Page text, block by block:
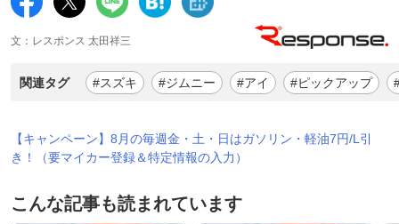
文：レスポンス 太田祥三
関連タグ #スズキ #ジムニー #アイ #ピックアップ
【キャンペーン】8月の毎週金・土・日はガソリン・軽油7円/L引
き！（要マイカー登録＆特定情報の入力）
こんな記事も読まれています